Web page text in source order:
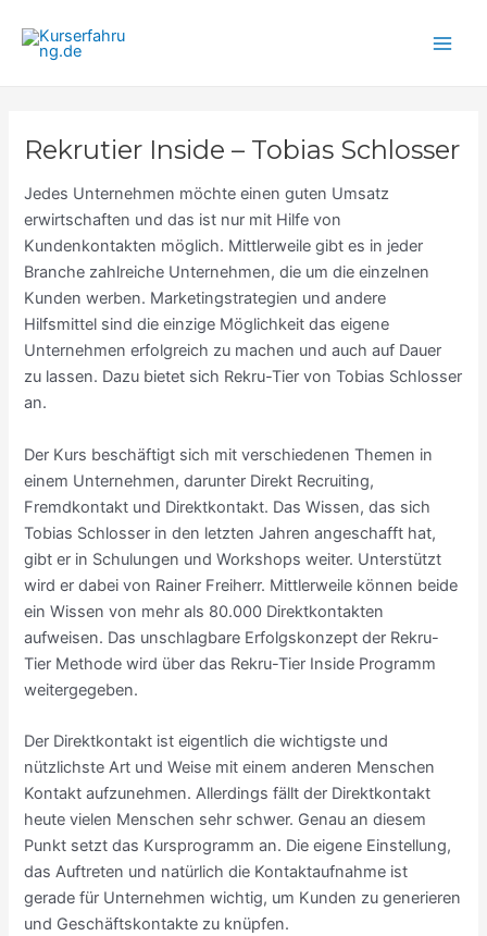
Inhalt
springen
Rekrutier Inside – Tobias Schlosser
Jedes Unternehmen möchte einen guten Umsatz
erwirtschaften und das ist nur mit Hilfe von
Kundenkontakten möglich. Mittlerweile gibt es in jeder
Branche zahlreiche Unternehmen, die um die einzelnen
Kunden werben. Marketingstrategien und andere
Hilfsmittel sind die einzige Möglichkeit das eigene
Unternehmen erfolgreich zu machen und auch auf Dauer
zu lassen. Dazu bietet sich Rekru-Tier von Tobias Schlosser
an.
Der Kurs beschäftigt sich mit verschiedenen Themen in
einem Unternehmen, darunter Direkt Recruiting,
Fremdkontakt und Direktkontakt. Das Wissen, das sich
Tobias Schlosser in den letzten Jahren angeschafft hat,
gibt er in Schulungen und Workshops weiter. Unterstützt
wird er dabei von Rainer Freiherr. Mittlerweile können beide
ein Wissen von mehr als 80.000 Direktkontakten
aufweisen. Das unschlagbare Erfolgskonzept der Rekru-
Tier Methode wird über das Rekru-Tier Inside Programm
weitergegeben.
Der Direktkontakt ist eigentlich die wichtigste und
nützlichste Art und Weise mit einem anderen Menschen
Kontakt aufzunehmen. Allerdings fällt der Direktkontakt
heute vielen Menschen sehr schwer. Genau an diesem
Punkt setzt das Kursprogramm an. Die eigene Einstellung,
das Auftreten und natürlich die Kontaktaufnahme ist
gerade für Unternehmen wichtig, um Kunden zu generieren
und Geschäftskontakte zu knüpfen.